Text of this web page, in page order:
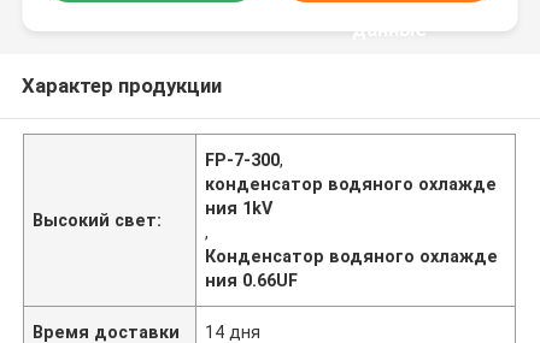
данные
Характер продукции
Высокий свет:
FP-7-300,
конденсатор водяного охлажде
ния 1kV
,
Конденсатор водяного охлажде
ния 0.66UF
Время доставки 14 дня